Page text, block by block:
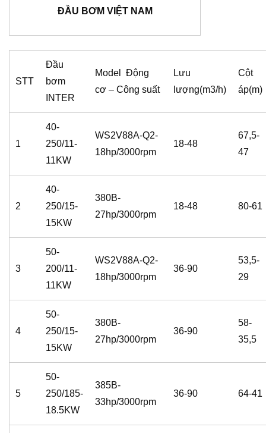
ĐẦU BƠM VIỆT NAM
STT
Đầu
bơm
INTER
Model Động
cơ – Công suất
Lưu
lượng(m3/h)
Cột
áp(m)
1
40-
250/11-
11KW
WS2V88A-Q2-
18hp/3000rpm
18-48
67,5-
47
2
40-
250/15-
15KW
380B-
27hp/3000rpm
18-48 80-61
3
50-
200/11-
11KW
WS2V88A-Q2-
18hp/3000rpm
36-90
53,5-
29
4
50-
250/15-
15KW
380B-
27hp/3000rpm
36-90
58-
35,5
5
50-
250/185-
18.5KW
385B-
33hp/3000rpm
36-90 64-41